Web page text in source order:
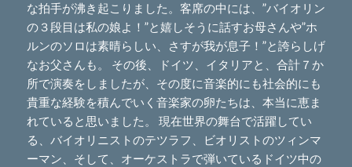
な拍手が沸き起こりました。客席の中には、”バイオリン
の３段目は私の娘よ！”と嬉しそうに話すお母さんや”ホ
ルンのソロは素晴らしい、さすが我が息子！”と誇らしげ
なお父さんも。 その後、ドイツ、イタリアと、合計７か
所で演奏をしましたが、その度に音楽的にも社会的にも
貴重な経験を積んでいく音楽家の卵たちは、本当に恵ま
れていると思いました。 現在世界の舞台で活躍してい
る、バイオリニストのテツラフ、ビオリストのツィンマ
ーマン、そして、オーケストラで弾いているドイツ中の